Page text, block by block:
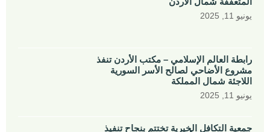
يونيو 11, 2025
رابطة العالم الإسلامي – مكتب الأردن تنفذ
مشروع الأضاحي لصالح الأسر السورية
اللاجئة شمال المملكة
يونيو 11, 2025
جمعية التكافل الخيرية تختتم بنجاح تنفيذ